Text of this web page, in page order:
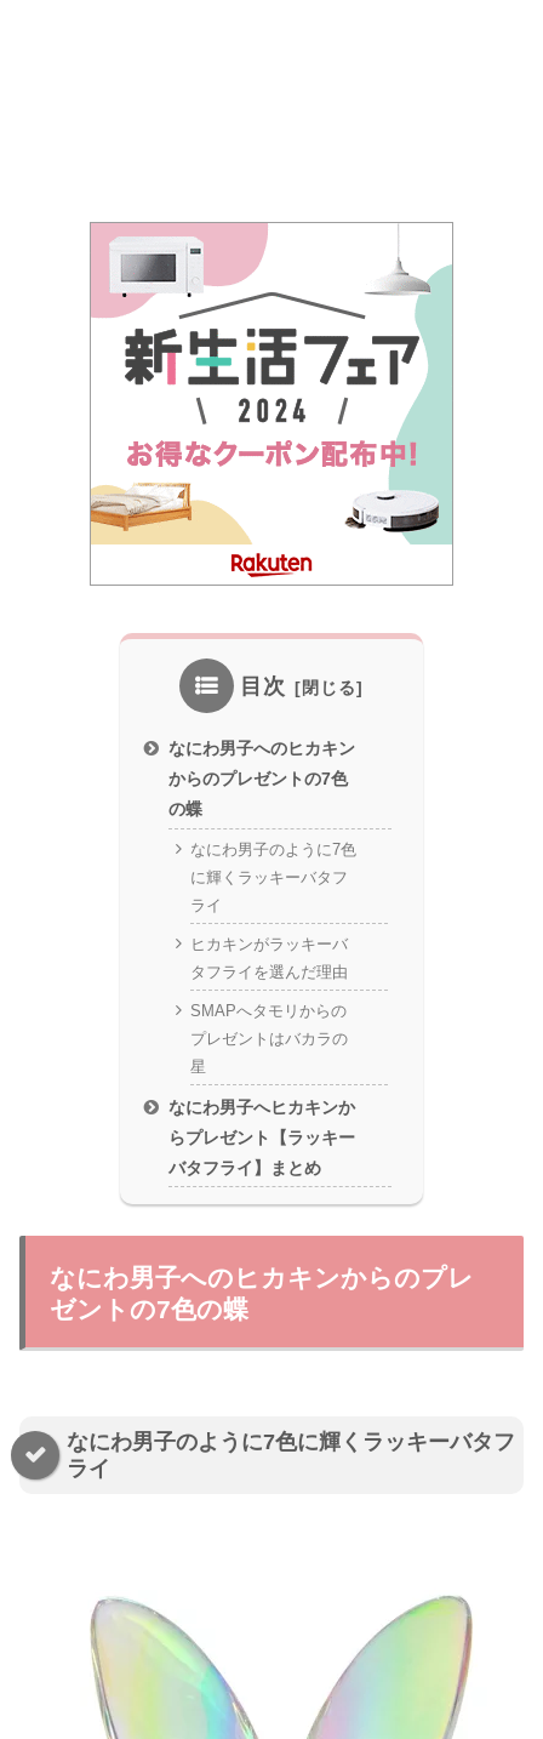
目次
なにわ男子へのヒカキン
からのプレゼントの7色
の蝶
なにわ男子のように7色
に輝くラッキーバタフ
ライ
ヒカキンがラッキーバ
タフライを選んだ理由
SMAPへタモリからの
プレゼントはバカラの
星
なにわ男子へヒカキンか
らプレゼント【ラッキー
バタフライ】まとめ
なにわ男子へのヒカキンからのプレ
ゼントの7色の蝶
なにわ男子のように7色に輝くラッキーバタフ
ライ